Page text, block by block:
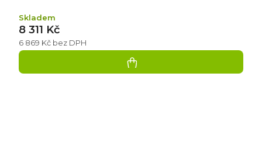
Skladem
6 869 Kč bez DPH
8 311 Kč